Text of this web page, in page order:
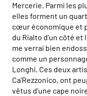
Mercerie. Parmi les
elles forment un
cœur économique et
du Rialto d’un côté et
me verrai bien
comme un
Longhi. Ces deux
Ca’Rezzonico, ont
vêtus d’une cape